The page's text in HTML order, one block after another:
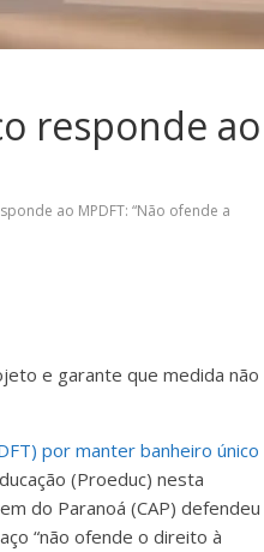
responde ao
ao MPDFT: “Não ofende a
e garante que medida não
por manter banheiro único
(Proeduc) nesta
do Paranoá (CAP) defendeu
“não ofende o direito à